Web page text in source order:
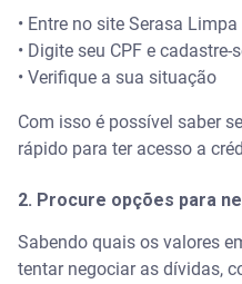
• Entre no site Serasa
• Digite seu CPF e
• Verifique a sua situação
Com isso é possível saber
rápido para ter acesso a
2. Procure opções para
Sabendo quais os valores
tentar negociar as dívidas,